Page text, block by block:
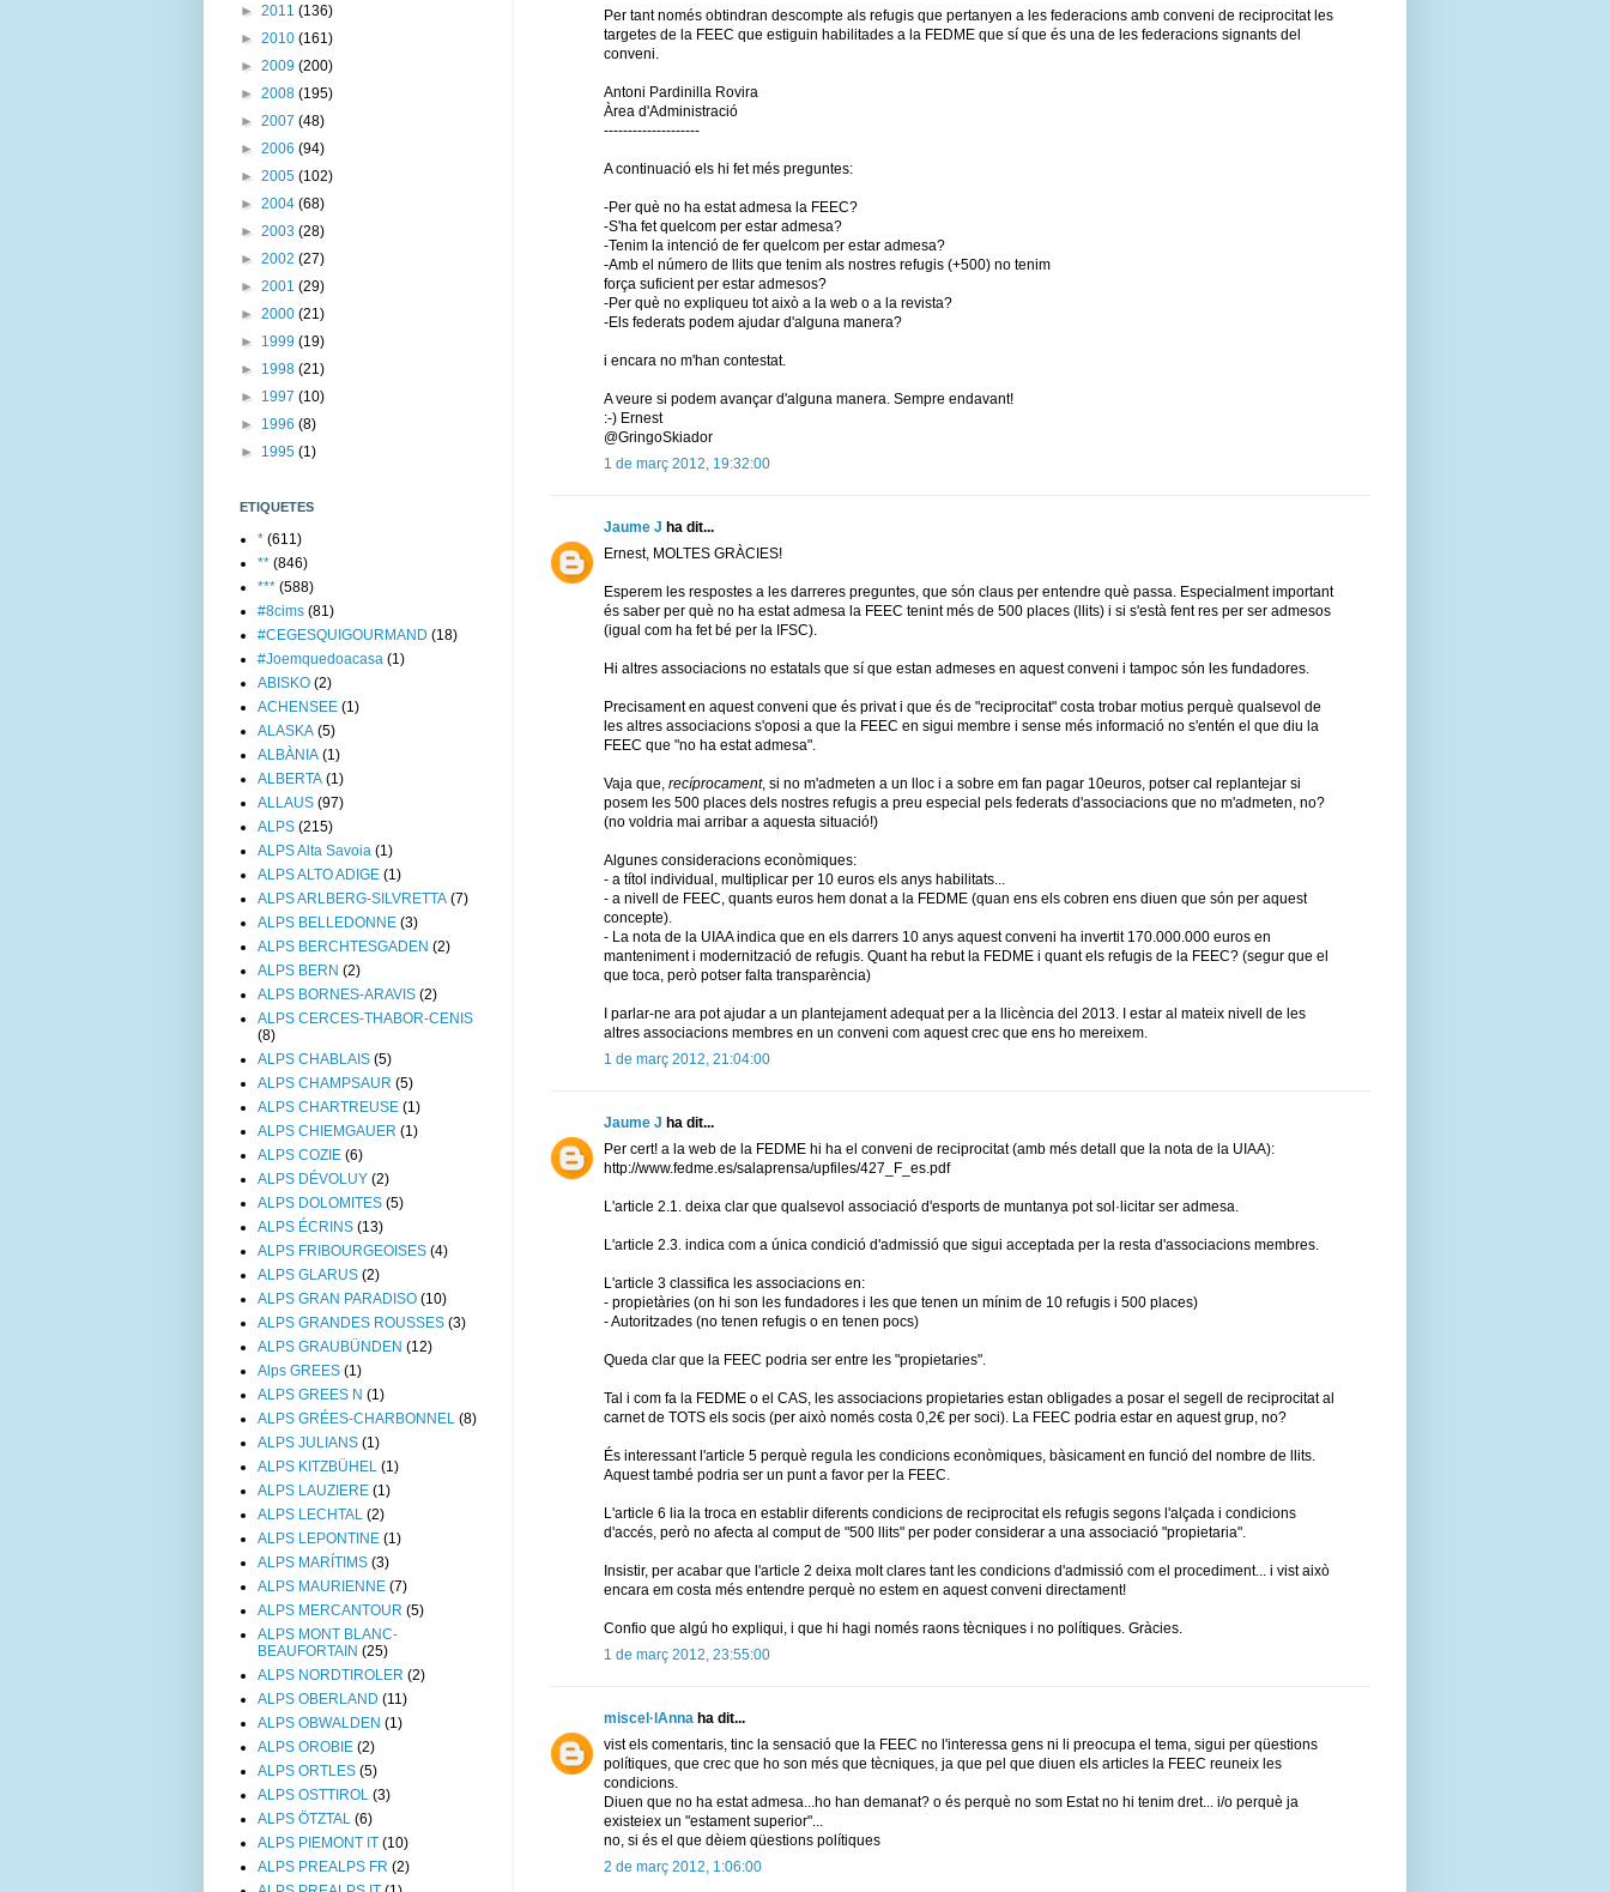
Per tant només obtindran descompte als refugis que pertanyen a les federacions amb conveni de reciprocitat les
targetes de la FEEC que estiguin habilitades a la FEDME que sí que és una de les federacions signants del
conveni.
Antoni Pardinilla Rovira
Àrea d'Administració
--------------------
A continuació els hi fet més preguntes:
-Per què no ha estat admesa la FEEC?
-S'ha fet quelcom per estar admesa?
-Tenim la intenció de fer quelcom per estar admesa?
-Amb el número de llits que tenim als nostres refugis (+500) no tenim
força suficient per estar admesos?
-Per què no expliqueu tot això a la web o a la revista?
-Els federats podem ajudar d'alguna manera?
i encara no m'han contestat.
A veure si podem avançar d'alguna manera. Sempre endavant!
:-) Ernest
@GringoSkiador
1 de març 2012, 19:32:00
Jaume J ha dit...
Ernest, MOLTES GRÀCIES!
Esperem les respostes a les darreres preguntes, que són claus per entendre què passa. Especialment important
és saber per què no ha estat admesa la FEEC tenint més de 500 places (llits) i si s'està fent res per ser admesos
(igual com ha fet bé per la IFSC).
Hi altres associacions no estatals que sí que estan admeses en aquest conveni i tampoc són les fundadores.
Precisament en aquest conveni que és privat i que és de "reciprocitat" costa trobar motius perquè qualsevol de
les altres associacions s'oposi a que la FEEC en sigui membre i sense més informació no s'entén el que diu la
FEEC que "no ha estat admesa".
Vaja que, recíprocament, si no m'admeten a un lloc i a sobre em fan pagar 10euros, potser cal replantejar si
posem les 500 places dels nostres refugis a preu especial pels federats d'associacions que no m'admeten, no?
(no voldria mai arribar a aquesta situació!)
Algunes consideracions econòmiques:
- a títol individual, multiplicar per 10 euros els anys habilitats...
- a nivell de FEEC, quants euros hem donat a la FEDME (quan ens els cobren ens diuen que són per aquest
concepte).
- La nota de la UIAA indica que en els darrers 10 anys aquest conveni ha invertit 170.000.000 euros en
manteniment i modernització de refugis. Quant ha rebut la FEDME i quant els refugis de la FEEC? (segur que el
que toca, però potser falta transparència)
I parlar-ne ara pot ajudar a un plantejament adequat per a la llicència del 2013. I estar al mateix nivell de les
altres associacions membres en un conveni com aquest crec que ens ho mereixem.
1 de març 2012, 21:04:00
Jaume J ha dit...
Per cert! a la web de la FEDME hi ha el conveni de reciprocitat (amb més detall que la nota de la UIAA):
http://www.fedme.es/salaprensa/upfiles/427_F_es.pdf
L'article 2.1. deixa clar que qualsevol associació d'esports de muntanya pot sol·licitar ser admesa.
L'article 2.3. indica com a única condició d'admissió que sigui acceptada per la resta d'associacions membres.
L'article 3 classifica les associacions en:
- propietàries (on hi son les fundadores i les que tenen un mínim de 10 refugis i 500 places)
- Autoritzades (no tenen refugis o en tenen pocs)
Queda clar que la FEEC podria ser entre les "propietaries".
Tal i com fa la FEDME o el CAS, les associacions propietaries estan obligades a posar el segell de reciprocitat al
carnet de TOTS els socis (per això només costa 0,2€ per soci). La FEEC podria estar en aquest grup, no?
És interessant l'article 5 perquè regula les condicions econòmiques, bàsicament en funció del nombre de llits.
Aquest també podria ser un punt a favor per la FEEC.
L'article 6 lia la troca en establir diferents condicions de reciprocitat els refugis segons l'alçada i condicions
d'accés, però no afecta al comput de "500 llits" per poder considerar a una associació "propietaria".
Insistir, per acabar que l'article 2 deixa molt clares tant les condicions d'admissió com el procediment... i vist això
encara em costa més entendre perquè no estem en aquest conveni directament!
Confio que algú ho expliqui, i que hi hagi només raons tècniques i no polítiques. Gràcies.
1 de març 2012, 23:55:00
miscel·lAnna ha dit...
vist els comentaris, tinc la sensació que la FEEC no l'interessa gens ni li preocupa el tema, sigui per qüestions
polítiques, que crec que ho son més que tècniques, ja que pel que diuen els articles la FEEC reuneix les
condicions.
Diuen que no ha estat admesa...ho han demanat? o és perquè no som Estat no hi tenim dret... i/o perquè ja
existeiex un "estament superior"...
no, si és el que dèiem qüestions polítiques
2 de març 2012, 1:06:00
► 2011 (136)
► 2010 (161)
► 2009 (200)
► 2008 (195)
► 2007 (48)
► 2006 (94)
► 2005 (102)
► 2004 (68)
► 2003 (28)
► 2002 (27)
► 2001 (29)
► 2000 (21)
► 1999 (19)
► 1998 (21)
► 1997 (10)
► 1996 (8)
► 1995 (1)
ETIQUETES
* (611)
** (846)
*** (588)
#8cims (81)
#CEGESQUIGOURMAND (18)
#Joemquedoacasa (1)
ABISKO (2)
ACHENSEE (1)
ALASKA (5)
ALBÀNIA (1)
ALBERTA (1)
ALLAUS (97)
ALPS (215)
ALPS Alta Savoia (1)
ALPS ALTO ADIGE (1)
ALPS ARLBERG-SILVRETTA (7)
ALPS BELLEDONNE (3)
ALPS BERCHTESGADEN (2)
ALPS BERN (2)
ALPS BORNES-ARAVIS (2)
ALPS CERCES-THABOR-CENIS
(8)
ALPS CHABLAIS (5)
ALPS CHAMPSAUR (5)
ALPS CHARTREUSE (1)
ALPS CHIEMGAUER (1)
ALPS COZIE (6)
ALPS DÉVOLUY (2)
ALPS DOLOMITES (5)
ALPS ÉCRINS (13)
ALPS FRIBOURGEOISES (4)
ALPS GLARUS (2)
ALPS GRAN PARADISO (10)
ALPS GRANDES ROUSSES (3)
ALPS GRAUBÜNDEN (12)
Alps GREES (1)
ALPS GREES N (1)
ALPS GRÉES-CHARBONNEL (8)
ALPS JULIANS (1)
ALPS KITZBÜHEL (1)
ALPS LAUZIERE (1)
ALPS LECHTAL (2)
ALPS LEPONTINE (1)
ALPS MARÍTIMS (3)
ALPS MAURIENNE (7)
ALPS MERCANTOUR (5)
ALPS MONT BLANC-
BEAUFORTAIN (25)
ALPS NORDTIROLER (2)
ALPS OBERLAND (11)
ALPS OBWALDEN (1)
ALPS OROBIE (2)
ALPS ORTLES (5)
ALPS OSTTIROL (3)
ALPS ÖTZTAL (6)
ALPS PIEMONT IT (10)
ALPS PREALPS FR (2)